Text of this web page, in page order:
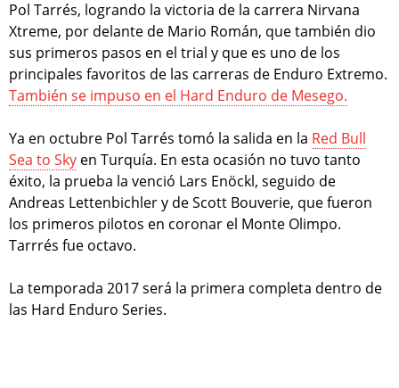
Pol Tarrés, logrando la victoria de la carrera Nirvana
Xtreme, por delante de Mario Román, que también dio
sus primeros pasos en el trial y que es uno de los
principales favoritos de las carreras de Enduro Extremo.
También se impuso en el Hard Enduro de Mesego.
Ya en octubre Pol Tarrés tomó la salida en la Red Bull
Sea to Sky en Turquía. En esta ocasión no tuvo tanto
éxito, la prueba la venció Lars Enöckl, seguido de
Andreas Lettenbichler y de Scott Bouverie, que fueron
los primeros pilotos en coronar el Monte Olimpo.
Tarrrés fue octavo.
La temporada 2017 será la primera completa dentro de
las Hard Enduro Series.